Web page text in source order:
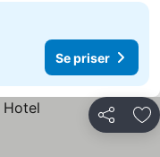
Se priser
Del